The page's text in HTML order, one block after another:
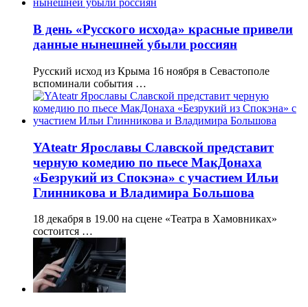
В день «Русского исхода» красные привели
данные нынешней убыли россиян
Русский исход из Крыма 16 ноября в Севастополе
вспоминали события …
YAteatr Ярославы Славской представит
черную комедию по пьесе МакДонаха
«Безрукий из Спокэна» с участием Ильи
Глинникова и Владимира Большова
18 декабря в 19.00 на сцене «Театра в Хамовниках»
состоится …